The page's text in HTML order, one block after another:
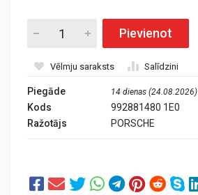
Pievienot
Vēlmju saraksts Salīdzini
Piegāde 14 dienas (24.08.2026)
Kods
992881480 1E0
Ražotājs
PORSCHE